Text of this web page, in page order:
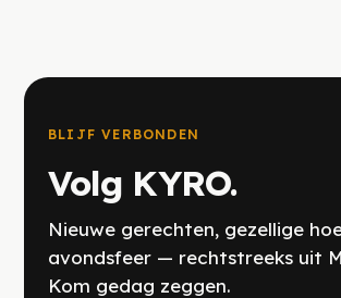
BLIJF VERBONDEN
Volg KYRO.
Nieuwe gerechten, gezellige
avondsfeer — rechtstreeks uit
Kom gedag zeggen.